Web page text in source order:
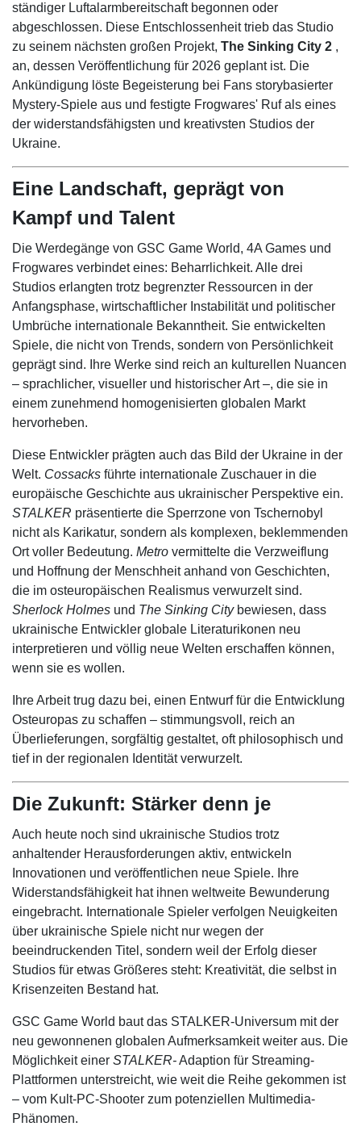
ständiger Luftalarmbereitschaft begonnen oder
abgeschlossen. Diese Entschlossenheit trieb das Studio
zu seinem nächsten großen Projekt, The Sinking City 2 ,
an, dessen Veröffentlichung für 2026 geplant ist. Die
Ankündigung löste Begeisterung bei Fans storybasierter
Mystery-Spiele aus und festigte Frogwares' Ruf als eines
der widerstandsfähigsten und kreativsten Studios der
Ukraine.
Eine Landschaft, geprägt von
Kampf und Talent
Die Werdegänge von GSC Game World, 4A Games und
Frogwares verbindet eines: Beharrlichkeit. Alle drei
Studios erlangten trotz begrenzter Ressourcen in der
Anfangsphase, wirtschaftlicher Instabilität und politischer
Umbrüche internationale Bekanntheit. Sie entwickelten
Spiele, die nicht von Trends, sondern von Persönlichkeit
geprägt sind. Ihre Werke sind reich an kulturellen Nuancen
– sprachlicher, visueller und historischer Art –, die sie in
einem zunehmend homogenisierten globalen Markt
hervorheben.
Diese Entwickler prägten auch das Bild der Ukraine in der
Welt. Cossacks führte internationale Zuschauer in die
europäische Geschichte aus ukrainischer Perspektive ein.
STALKER präsentierte die Sperrzone von Tschernobyl
nicht als Karikatur, sondern als komplexen, beklemmenden
Ort voller Bedeutung. Metro vermittelte die Verzweiflung
und Hoffnung der Menschheit anhand von Geschichten,
die im osteuropäischen Realismus verwurzelt sind.
Sherlock Holmes und The Sinking Citybewiesen, dass
ukrainische Entwickler globale Literaturikonen neu
interpretieren und völlig neue Welten erschaffen können,
wenn sie es wollen.
Ihre Arbeit trug dazu bei, einen Entwurf für die Entwicklung
Osteuropas zu schaffen – stimmungsvoll, reich an
Überlieferungen, sorgfältig gestaltet, oft philosophisch und
tief in der regionalen Identität verwurzelt.
Die Zukunft: Stärker denn je
Auch heute noch sind ukrainische Studios trotz
anhaltender Herausforderungen aktiv, entwickeln
Innovationen und veröffentlichen neue Spiele. Ihre
Widerstandsfähigkeit hat ihnen weltweite Bewunderung
eingebracht. Internationale Spieler verfolgen Neuigkeiten
über ukrainische Spiele nicht nur wegen der
beeindruckenden Titel, sondern weil der Erfolg dieser
Studios für etwas Größeres steht: Kreativität, die selbst in
Krisenzeiten Bestand hat.
GSC Game World baut das STALKER-Universum mit der
neu gewonnenen globalen Aufmerksamkeit weiter aus. Die
Möglichkeit einer STALKER-Adaption für Streaming-
Plattformen unterstreicht, wie weit die Reihe gekommen ist
– vom Kult-PC-Shooter zum potenziellen Multimedia-
Phänomen.